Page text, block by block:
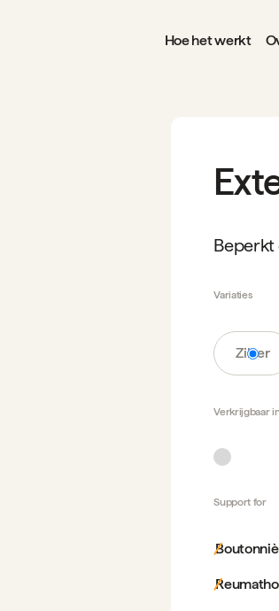
Hoe het werkt
Variaties
Zilver
Verkrijgbaar
Support for